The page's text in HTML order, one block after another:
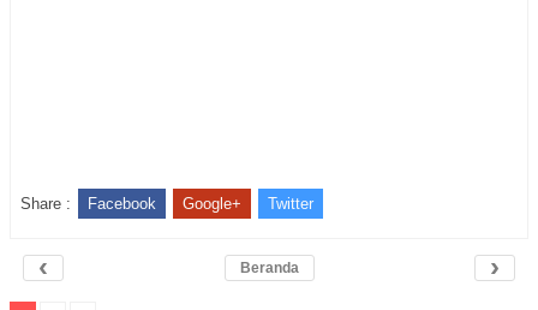
Share : Facebook Google+ Twitter
‹ ›
Beranda